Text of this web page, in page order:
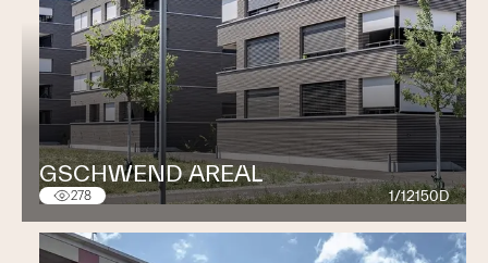
GSCHWEND AREAL
278 1/12150D